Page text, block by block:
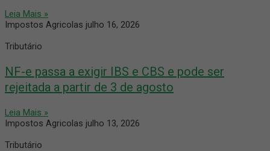
Leia Mais »
Impostos Agricolas julho 16, 2026
Tributário
NF-e passa a exigir IBS e CBS e pode ser
rejeitada a partir de 3 de agosto
Leia Mais »
Impostos Agricolas julho 13, 2026
Tributário